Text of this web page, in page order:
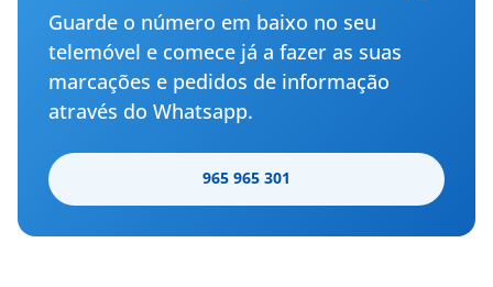
Guarde o número em baixo no seu
telemóvel e comece já a fazer as suas
marcações e pedidos de informação
através do Whatsapp.
965 965 301